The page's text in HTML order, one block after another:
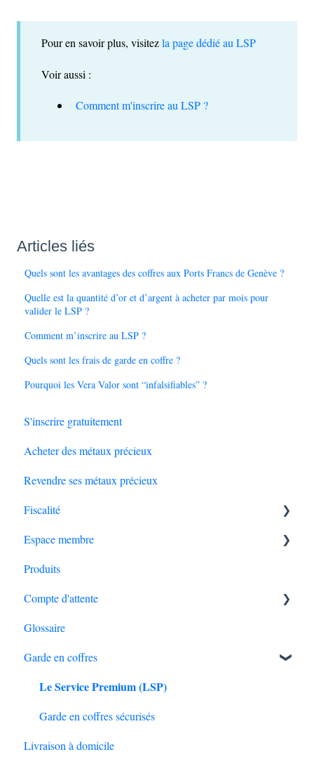
Pour en savoir plus, visitezla page dédié au LSP
Voir aussi :
Comment m'inscrire au LSP ?
Articles liés
Quels sont les avantages des coffres aux Ports Francs de Genève ?
Quelle est la quantité d’or et d’argent à acheter par mois pour
valider le LSP ?
Comment m’inscrire au LSP ?
Quels sont les frais de garde en coffre ?
Pourquoi les Vera Valor sont “infalsifiables” ?
S'inscrire gratuitement
Acheter des métaux précieux
Revendre ses métaux précieux
Fiscalité
Succession et transmission
Espace membre
Modifications du compte
Problème de connexion
Actions possibles
Sécurité du compte
Produits
Compte d'attente
Créditer le compte d'attente
Définitions
Glossaire
Garde en coffres
Le Service Premium (LSP)
Garde en coffres sécurisés
Livraison à domicile